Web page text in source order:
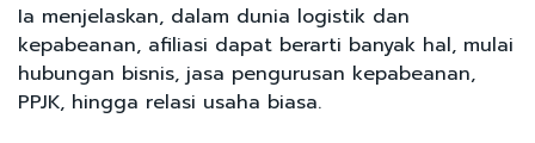
Ia menjelaskan, dalam dunia logistik dan
kepabeanan, afiliasi dapat berarti banyak hal, mulai
hubungan bisnis, jasa pengurusan kepabeanan,
PPJK, hingga relasi usaha biasa.